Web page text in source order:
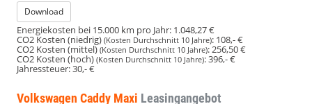
Download
Energiekosten bei 15.000 km pro Jahr: 1.048,27 €
CO2 Kosten (niedrig) (Kosten Durchschnitt 10 Jahre): 108,- €
CO2 Kosten (mittel)(Kosten Durchschnitt 10 Jahre):256,50 €
CO2 Kosten (hoch) (Kosten Durchschnitt 10 Jahre):396,- €
Jahressteuer:30,- €
Volkswagen Caddy Maxi Leasingangebot